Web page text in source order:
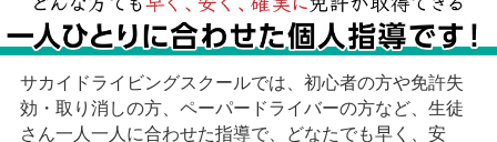
サカイドライビングスクールでは、初心者の方や免許失
効・取り消しの方、ペーパードライバーの方など、生徒
さん一人一人に合わせた指導で、どなたでも早く、安